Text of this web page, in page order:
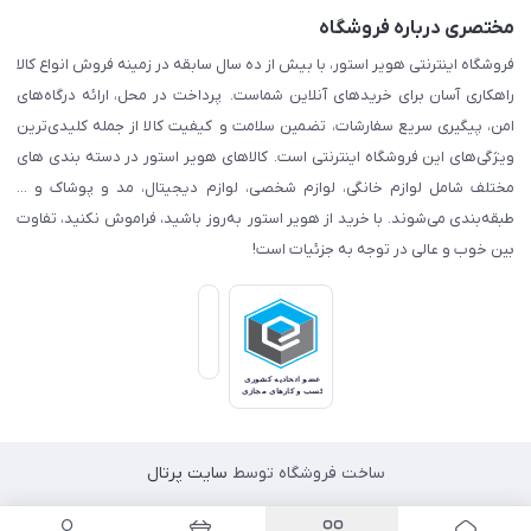
مختصری درباره فروشگاه
فروشگاه اینترنتی هویر استور، با بیش از ده سال سابقه در زمینه فروش انواع کالا
راهکاری آسان برای خریدهای آنلاین شماست. پرداخت در محل، ارائه درگاه‌های
امن، پیگیری سریع سفارشات، تضمین سلامت و کیفیت کالا از جمله کلیدی‌ترین
ویژگی‌های این فروشگاه اینترنتی است. کالاهای هویر استور در دسته بندی های
مختلف شامل لوازم خانگی، لوازم شخصی، لوازم دیجیتال، مد و پوشاک و ...
طبقه‌بندی می‌شوند. با خرید از هویر استور به‌روز باشید، فراموش نکنید، تفاوت
بین خوب و عالی در توجه به جزئیات است!
ساخت فروشگاه توسط سایت پرتال